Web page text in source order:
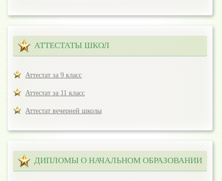
АТТЕСТАТЫ ШКОЛ
Аттестат за 9 класс
Аттестат за 11 класс
Аттестат вечерней школы
ДИПЛОМЫ О НАЧАЛЬНОМ ОБРАЗОВАНИИ